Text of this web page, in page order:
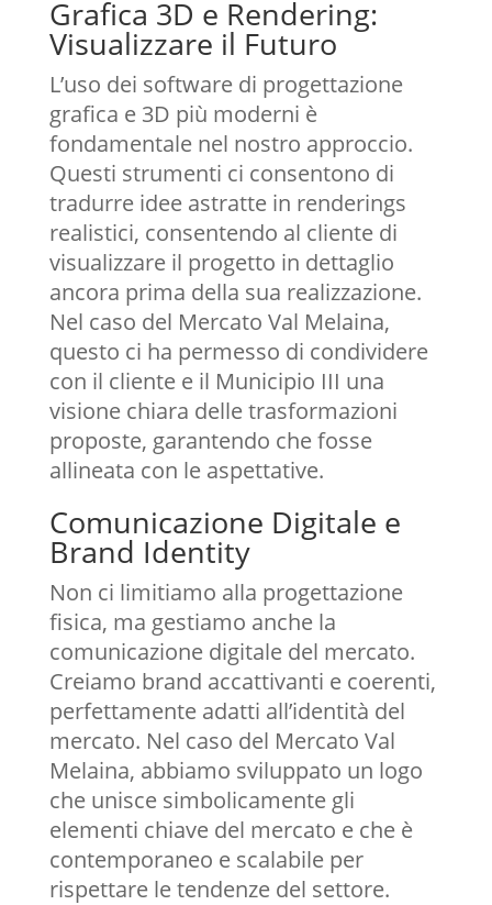
Grafica 3D e Rendering:
Visualizzare il Futuro
L’uso dei software di progettazione
grafica e 3D più moderni è
fondamentale nel nostro approccio.
Questi strumenti ci consentono di
tradurre idee astratte in renderings
realistici, consentendo al cliente di
visualizzare il progetto in dettaglio
ancora prima della sua realizzazione.
Nel caso del Mercato Val Melaina,
questo ci ha permesso di condividere
con il cliente e il Municipio III una
visione chiara delle trasformazioni
proposte, garantendo che fosse
allineata con le aspettative.
Comunicazione Digitale e
Brand Identity
Non ci limitiamo alla progettazione
fisica, ma gestiamo anche la
comunicazione digitale del mercato.
Creiamo brand accattivanti e coerenti,
perfettamente adatti all’identità del
mercato. Nel caso del Mercato Val
Melaina, abbiamo sviluppato un logo
che unisce simbolicamente gli
elementi chiave del mercato e che è
contemporaneo e scalabile per
rispettare le tendenze del settore.